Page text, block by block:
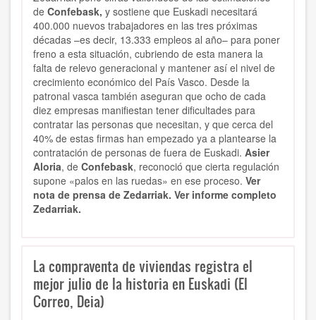
de Confebask, y sostiene que Euskadi necesitará
400.000 nuevos trabajadores en las tres próximas
décadas –es decir, 13.333 empleos al año– para poner
freno a esta situación, cubriendo de esta manera la
falta de relevo generacional y mantener así el nivel de
crecimiento económico del País Vasco. Desde la
patronal vasca también aseguran que ocho de cada
diez empresas manifiestan tener dificultades para
contratar las personas que necesitan, y que cerca del
40% de estas firmas han empezado ya a plantearse la
contratación de personas de fuera de Euskadi. Asier
Aloria, de Confebask, reconoció que cierta regulación
supone «palos en las ruedas» en ese proceso. Ver
nota de prensa de Zedarriak. Ver informe completo
Zedarriak.
La compraventa de viviendas registra el
mejor julio de la historia en Euskadi (El
Correo, Deia)